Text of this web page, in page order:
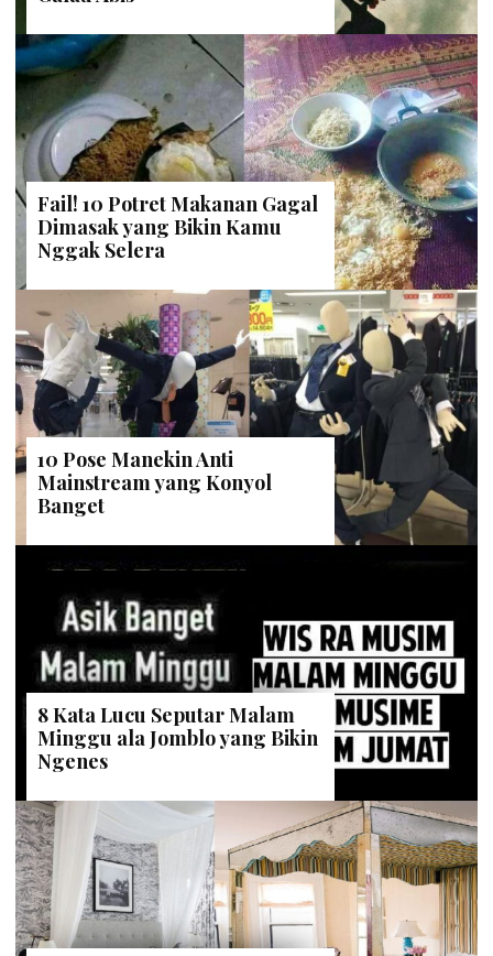
Fail! 10 Potret Makanan Gagal
Dimasak yang Bikin Kamu
Nggak Selera
10 Pose Manekin Anti
Mainstream yang Konyol
Banget
8 Kata Lucu Seputar Malam
Minggu ala Jomblo yang Bikin
Ngenes